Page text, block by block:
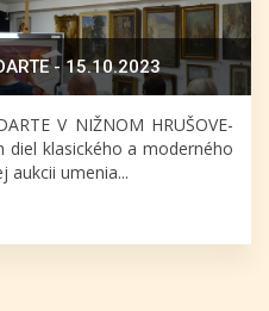
- 15.10.2023
V NIŽNOM HRUŠOVE-
diel klasického a moderného
aukcii umenia...